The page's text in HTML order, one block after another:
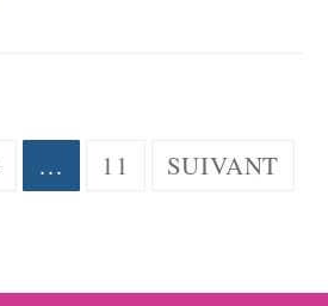
… 11 SUIVANT